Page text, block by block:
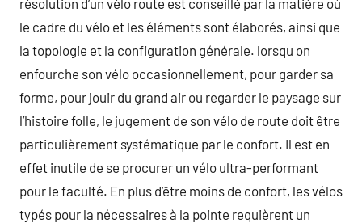
résolution d’un vélo route est conseillé par la matière où
le cadre du vélo et les éléments sont élaborés, ainsi que
la topologie et la configuration générale. lorsqu on
enfourche son vélo occasionnellement, pour garder sa
forme, pour jouir du grand air ou regarder le paysage sur
l’histoire folle, le jugement de son vélo de route doit être
particulièrement systématique par le confort. Il est en
effet inutile de se procurer un vélo ultra-performant
pour le faculté. En plus d’être moins de confort, les vélos
typés pour la nécessaires à la pointe requièrent un